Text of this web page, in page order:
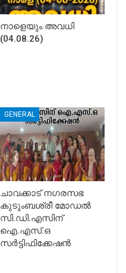
നാളെയും അവധി
(04.08.26)
GENERAL
ചാവക്കാട് നഗരസഭ
കുടുംബശ്രീ മോഡൽ
സി.ഡി.എസിന്
ഐ.എസ്.ഒ
സർട്ടിഫിക്കേഷൻ